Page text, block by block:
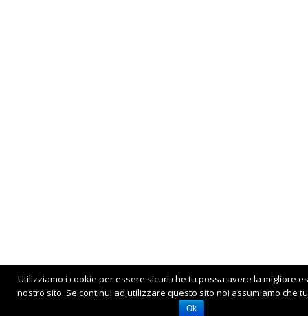
Utilizziamo i cookie per essere sicuri che tu possa avere la migliore
nostro sito. Se continui ad utilizzare questo sito noi assumiamo che
Ok